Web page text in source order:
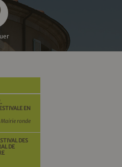
EN
ronde
DES
DE